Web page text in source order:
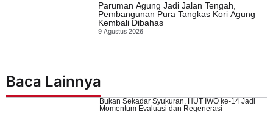
Paruman Agung Jadi Jalan Tengah,
Pembangunan Pura Tangkas Kori Agung
Kembali Dibahas
9 Agustus 2026
Baca Lainnya
Bukan Sekadar Syukuran, HUT IWO ke-14 Jadi
Momentum Evaluasi dan Regenerasi